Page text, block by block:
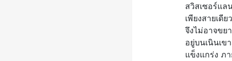
สวิสเซอร์แล
เพียงสายเดี
จึงไม่อาจขย
อยู่บนเนินเข
แข็งแกร่ง ภ